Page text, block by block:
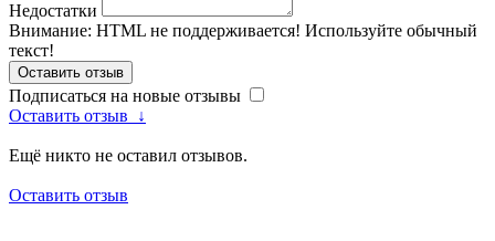
Недостатки
Внимание: HTML не поддерживается! Используйте обычный
текст!
Оставить отзыв
Подписаться на новые отзывы
Оставить отзыв
↓
Ещё никто не оставил отзывов.
Оставить отзыв